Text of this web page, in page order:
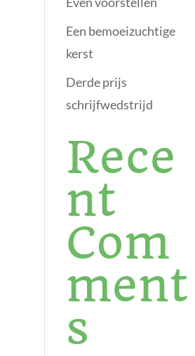
Een bemoeizuchtige
kerst
Derde prijs
schrijfwedstrijd
Rece
nt
Com
ment
s